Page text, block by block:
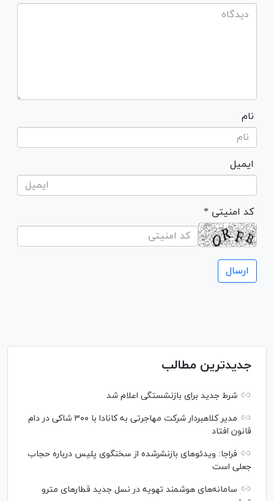
نام
ایمیل
* کد امنیتی
جدیدترین مطالب
شرط جدید برای بازنشستگی اعلام شد
مدیر کلاهبردار شرکت مهاجرتی به کانادا با ۳۰۰ شاکی در دام
قانون افتاد
فراجا: ویدئو‌های بازنشرشده از سخنگوی پلیس درباره حجاب
جعلی است
سامانه‌های هوشمند تهویه در نسل جدید قطار‌های مترو